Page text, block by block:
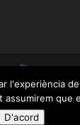
Themes|
l'experiència
assumirem que
D'acord